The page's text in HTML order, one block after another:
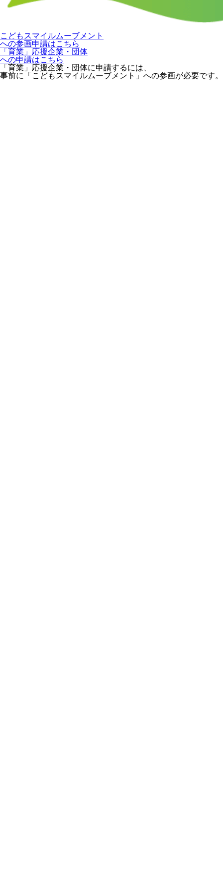
こどもスマイルムーブメント
への参画申請はこちら
「育業」応援企業・団体
への申請はこちら
「育業」応援企業・団体に申請するには、
事前に「こどもスマイルムーブメント」への参画が必要です。